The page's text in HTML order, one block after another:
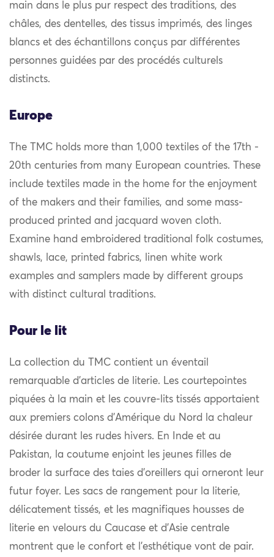
main dans le plus pur respect des traditions, des
châles, des dentelles, des tissus imprimés, des linges
blancs et des échantillons conçus par différentes
personnes guidées par des procédés culturels
distincts.
Europe
The TMC holds more than 1,000 textiles of the 17th -
20th centuries from many European countries. These
include textiles made in the home for the enjoyment
of the makers and their families, and some mass-
produced printed and jacquard woven cloth.
Examine hand embroidered traditional folk costumes,
shawls, lace, printed fabrics, linen white work
examples and samplers made by different groups
with distinct cultural traditions.
Pour le lit
La collection du TMC contient un éventail
remarquable d’articles de literie. Les courtepointes
piquées à la main et les couvre-lits tissés apportaient
aux premiers colons d’Amérique du Nord la chaleur
désirée durant les rudes hivers. En Inde et au
Pakistan, la coutume enjoint les jeunes filles de
broder la surface des taies d’oreillers qui orneront leur
futur foyer. Les sacs de rangement pour la literie,
délicatement tissés, et les magnifiques housses de
literie en velours du Caucase et d’Asie centrale
montrent que le confort et l’esthétique vont de pair.